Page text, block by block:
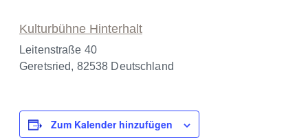
Kulturbühne Hinterhalt
Leitenstraße 40
Geretsried, 82538 Deutschland
Zum Kalender hinzufügen